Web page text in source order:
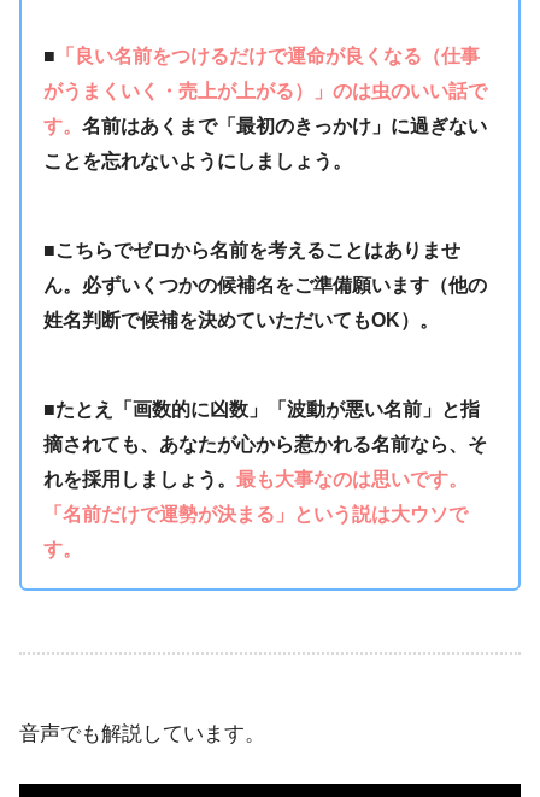
■ 「良い名前をつけるだけで運命が良くなる（仕事
がうまくいく・売上が上がる）」のは虫のいい話で
す。 名前はあくまで「最初のきっかけ」に過ぎない
ことを忘れないようにしましょう。
■こちらでゼロから名前を考えることはありませ
ん。必ずいくつかの候補名をご準備願います（他の
姓名判断で候補を決めていただいてもOK）。
■たとえ「画数的に凶数」「波動が悪い名前」と指
摘されても、あなたが心から惹かれる名前なら、そ
れを採用しましょう。 最も大事なのは思いです。
「名前だけで運勢が決まる」という説は大ウソで
す。
音声でも解説しています。